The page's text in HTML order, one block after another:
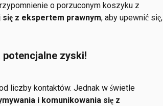
o porzuconym koszyku z
z ekspertem prawnym, aby upewnić się,
zyski!
liczby kontaktów. Jednak w świetle
i komunikowania się z